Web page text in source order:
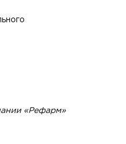
«Рефарм»